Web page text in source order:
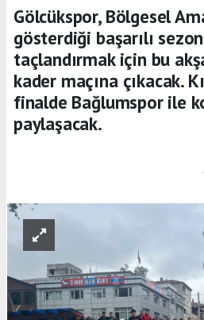
Gölcükspor, Bölgesel
gösterdiği başarılı
taçlandırmak için bu
kader maçına çıkacak.
finalde Bağlumspor ile
paylaşacak.